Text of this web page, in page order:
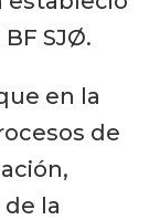
SJØ.
en la
de
la